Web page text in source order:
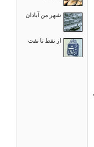
شهر من آبادان
از نفط تا نفت